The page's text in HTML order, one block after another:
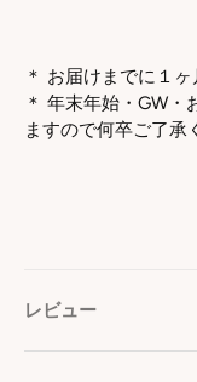
＊ お届けまでに１
＊ 年末年始・GW・
ますので何卒ご了承
レビュー